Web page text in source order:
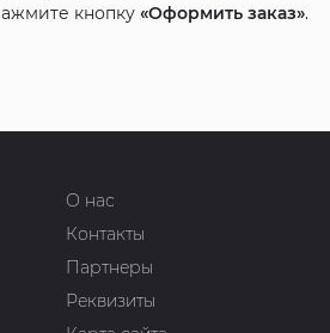
кнопку «Оформить заказ».
О нас
Контакты
Партнеры
Реквизиты